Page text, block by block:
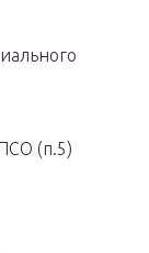
(п.5)